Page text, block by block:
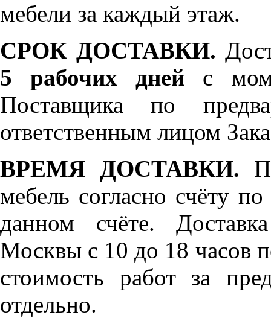
мебели за каждый этаж.
СРОК ДОСТАВКИ.
5 рабочих дней с
Поставщика по
ответственным лицом
ВРЕМЯ ДОСТАВКИ.
мебель согласно счёту
данном счёте.
Москвы с 10 до 18 часов
стоимость работ за
отдельно.